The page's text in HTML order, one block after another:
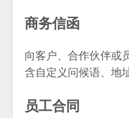
商务信函
向客户、合作伙伴或
含自定义问候语、地
员工合同